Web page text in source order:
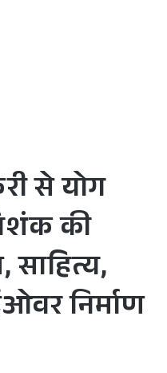
से योग
की
निर्माण